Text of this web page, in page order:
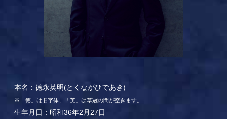
本名：徳永英明(とくながひであき)
※「徳」は旧字体、「英」は草冠の間が空きます。
生年月日：昭和36年2月27日